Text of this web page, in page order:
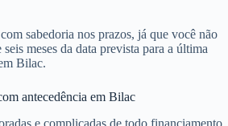
sabedoria nos prazos, já que você não
meses da data prevista para a última
Bilac.
antecedência em Bilac
e complicadas de todo financiamento